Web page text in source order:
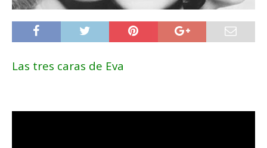
Las tres caras de Eva